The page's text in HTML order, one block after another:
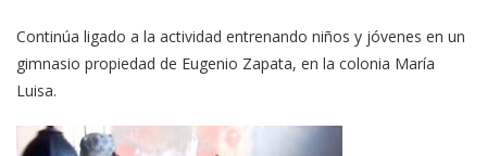
Continúa ligado a la actividad entrenando niños y jóvenes en un
gimnasio propiedad de Eugenio Zapata, en la colonia María
Luisa.